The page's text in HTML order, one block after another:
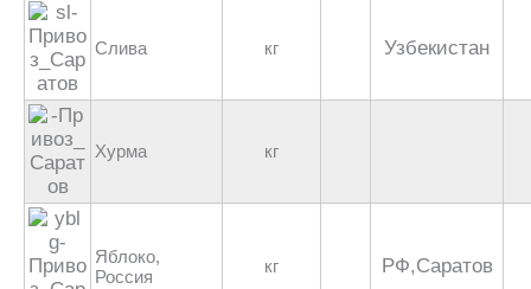
Слива кг Узбекистан
Хурма кг
Яблоко,
Россия
кг РФ,Саратов